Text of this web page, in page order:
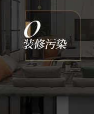
这样装修多少钱?